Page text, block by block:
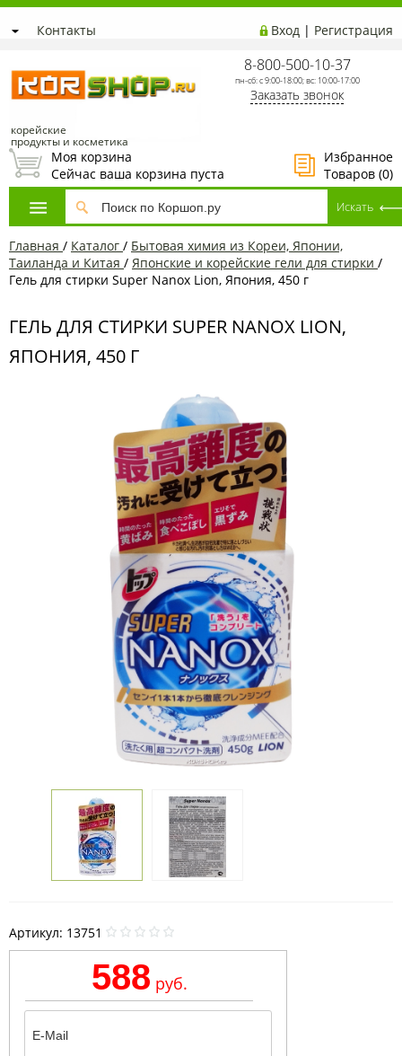
Контакты Вход | Регистрация
корейские
продукты и косметика
8-800-500-10-37
пн-сб: с 9:00-18:00; вс: 10:00-17:00
Заказать звонок
Избранное
Товаров (0)
Моя корзина
Сейчас ваша корзина пуста
Главная / Каталог / Бытовая химия из Кореи, Японии,
Таиланда и Китая / Японские и корейские гели для стирки /
Гель для стирки Super Nanox Lion, Япония, 450 г
ГЕЛЬ ДЛЯ СТИРКИ SUPER NANOX LION,
ЯПОНИЯ, 450 Г
Артикул: 13751
588 руб.